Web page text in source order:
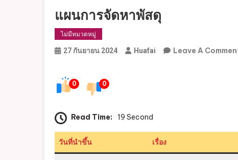
แผนการจัดหาพัสดุ
ไม่มีหมวดหมู่
27 กันยายน 2024 Huafai Leave A
0 0
Read Time: 19 Second
วันที่นำขึ้น เรื่อง